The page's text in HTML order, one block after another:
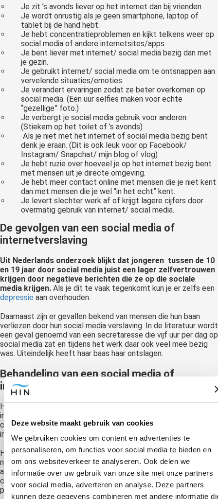
Deze website maakt gebruik van cookies
We gebruiken cookies om content en advertenties te
personaliseren, om functies voor social media te bieden en
om ons websiteverkeer te analyseren. Ook delen we
informatie over uw gebruik van onze site met onze partners
voor social media, adverteren en analyse. Deze partners
kunnen deze gegevens combineren met andere informatie
Je zit ’s avonds liever op het internet dan bij vrienden.
Je wordt onrustig als je geen smartphone, laptop of
tablet bij de hand hebt.
Je hebt concentratieproblemen en kijkt telkens weer op
social media of andere internetsites/apps.
Je bent liever met internet/ social media bezig dan met
je gezin.
Je gebruikt internet/ social media om te ontsnappen aan
vervelende situaties/emoties.
Je verandert ervaringen zodat ze beter overkomen op
social media. (Een uur selfies maken voor echte
“gezellige” foto.)
Je verbergt je social media gebruik voor anderen.
(Stiekem op het toilet of ’s avonds)
Als je niet met het internet of social media bezig bent
denk je eraan. (Dit is ook leuk voor op Facebook/
Instagram/ Snapchat/ mijn blog of vlog)
Je hebt ruzie over hoeveel je op het internet bezig bent
met mensen uit je directe omgeving.
Je hebt meer contact online met mensen die je niet kent
dan met mensen die je wel “in het echt” kent.
Je levert slechter werk af of krijgt lagere cijfers door
overmatig gebruik van internet/ social media.
De gevolgen van een social media of
internetverslaving
Uit Nederlands onderzoek blijkt dat jongeren tussen de 10
en 19 jaar door social media juist een lager zelfvertrouwen
krijgen door negatieve berichten die ze op die sociale
media krijgen. Als je dit te vaak tegenkomt kun je er zelfs een
depressie aan overhouden.
Daarnaast zijn er gevallen bekend van mensen die hun baan
verliezen door hun social media verslaving. In de literatuur wordt
een geval genoemd van een secretaresse die vijf uur per dag op
social media zat en tijdens het werk daar ook veel mee bezig
was. Uiteindelijk heeft haar baas haar ontslagen.
Behandeling van een social media of
internetverslaving
Het behandelen van een internetverslaving is erg lastig doordat
internet een belangrijke rol speelt in onze samenleving. Veel
communicatie met de overheid gebeurt bijvoorbeeld via het
internet.
Het is daarom van belang om het gebruik van internet naar een
normale hoeveelheid terug te brengen en ervoor te zorgen dat
andere belangrijke taken, zoals het onderhouden van sociale
contacten en het kunnen
focussen op werk
, weer zonder
problemen worden uitgevoerd.